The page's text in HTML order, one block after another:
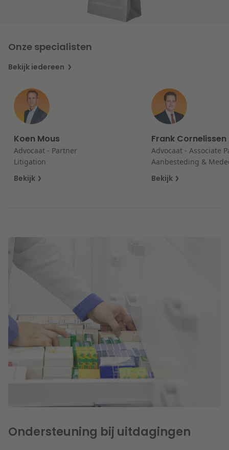
Onze specialisten
Bekijk iedereen
Koen Mous
Advocaat - Partner
Litigation
Bekijk
Frank Cornelissen
Advocaat - Associate
Aanbesteding &
Bekijk
Ondersteuning bij uitdagingen